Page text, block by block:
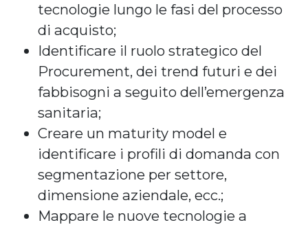
tecnologie lungo le fasi del processo
di acquisto;
Identificare il ruolo strategico del
Procurement, dei trend futuri e dei
fabbisogni a seguito dell’emergenza
sanitaria;
Creare un maturity model e
identificare i profili di domanda con
segmentazione per settore,
dimensione aziendale, ecc.;
Mappare le nuove tecnologie a